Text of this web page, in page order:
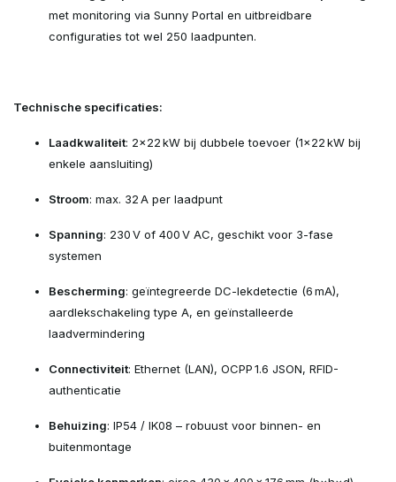
met monitoring via Sunny Portal en uitbreidbare
configuraties tot wel 250 laadpunten.
Technische specificaties:
Laadkwaliteit: 2×22 kW bij dubbele toevoer (1×22 kW bij
enkele aansluiting)
Stroom: max. 32 A per laadpunt
Spanning: 230 V of 400 V AC, geschikt voor 3-fase
systemen
Bescherming: geïntegreerde DC-lekdetectie (6 mA),
aardlekschakeling type A, en geïnstalleerde
laadvermindering
Connectiviteit: Ethernet (LAN), OCPP 1.6 JSON, RFID-
authenticatie
Behuizing: IP54 / IK08 – robuust voor binnen- en
buitenmontage